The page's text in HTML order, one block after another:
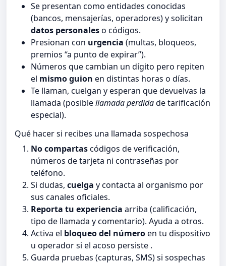
Se presentan como entidades conocidas
(bancos, mensajerías, operadores) y solicitan
datos personaleso códigos.
Presionan con urgencia (multas, bloqueos,
premios “a punto de expirar”).
Números que cambian un dígito pero repiten
el mismo guion en distintas horas o días.
Te llaman, cuelgan y esperan que devuelvas la
llamada (posiblellamada perdidade tarificación
especial).
Qué hacer si recibes una llamada sospechosa
No compartascódigos de verificación,
números de tarjeta ni contraseñas por
teléfono.
Si dudas, cuelga y contacta al organismo por
sus canales oficiales.
Reporta tu experiencia arriba (calificación,
tipo de llamada y comentario). Ayuda a otros.
Activa el bloqueo del númeroen tu dispositivo
u operador si el acoso persiste .
Guarda pruebas (capturas, SMS) si sospechas